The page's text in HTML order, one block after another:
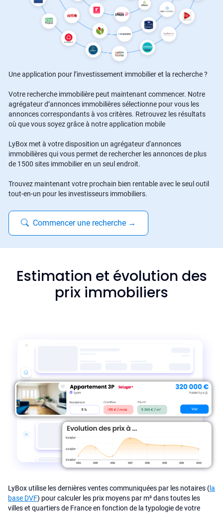
Une application pour l’investissement immobilier et la recherche ?
Votre recherche immobilière peut maintenant commencer. Notre
agrégateur d’annonces immobilières sélectionne pour vous les
annonces correspondants à vos critères. Retrouvez les résultats
où que vous soyez grâce à notre application mobile
LyBox met à votre disposition un agrégateur d'annonces
immobilières qui vous permet de rechercher les annonces de plus
de 1500 sites immobilier en un seul endroit.
Trouvez maintenant votre prochain bien rentable avec le seul outil
tout-en-un pour les investisseurs immobiliers.
Commencer une recherche →
Estimation et évolution des
prix immobiliers
LyBox utilise les dernières ventes communiquées par les notaires (la
base DVF) pour calculer les prix moyens par m² dans toutes les
villes et quartiers de France en fonction de la typologie de votre